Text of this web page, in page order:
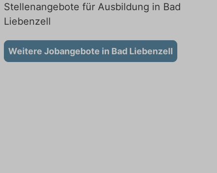
Stellenangebote für Ausbildung in Bad
Liebenzell
Weitere Jobangebote in Bad Liebenzell